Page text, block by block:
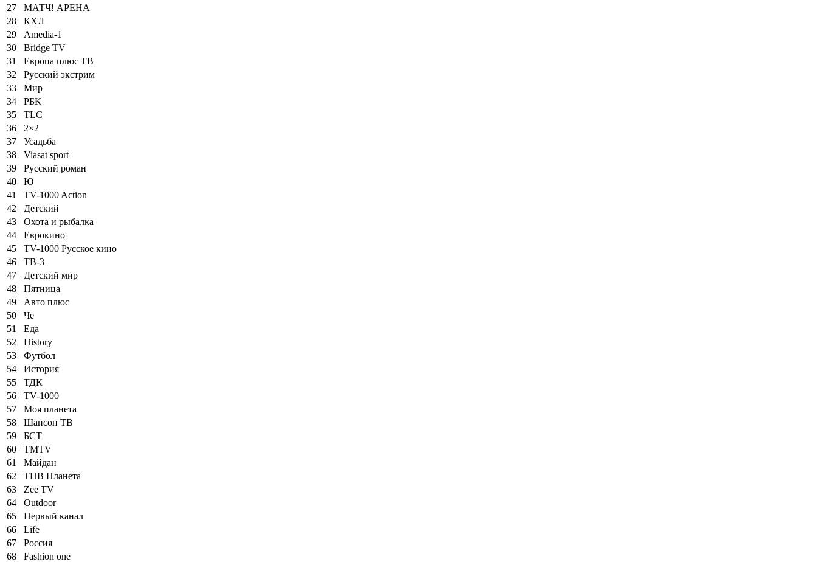
27
МАТЧ! АРЕНА
28
КХЛ
29
Amedia-1
30
Bridge TV
31
Европа плюс ТВ
32
Русский экстрим
33
Мир
34
РБК
35
TLC
36
2×2
37
Усадьба
38
Viasat sport
39
Русский роман
40
Ю
41
TV-1000 Action
42
Детский
43
Охота и рыбалка
44
Еврокино
45
TV-1000 Русское кино
46
ТВ-3
47
Детский мир
48
Пятница
49
Авто плюс
50
Че
51
Еда
52
History
53
Футбол
54
История
55
ТДК
56
TV-1000
57
Моя планета
58
Шансон ТВ
59
БСТ
60
TMTV
61
Майдан
62
ТНВ Планета
63
Zee TV
64
Outdoor
65
Первый канал
66
Life
67
Россия
68
Fashion one